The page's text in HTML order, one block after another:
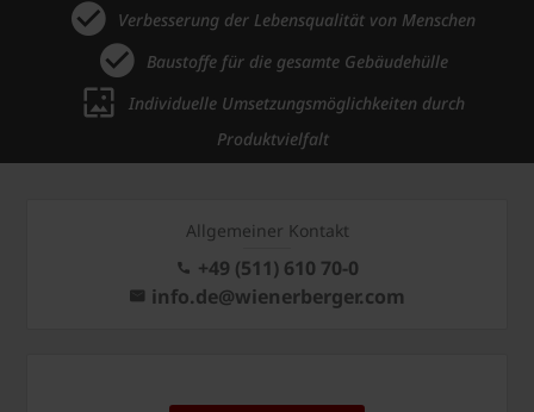
Verbesserung der Lebensqualität von Menschen
Baustoffe für die gesamte Gebäudehülle
Individuelle Umsetzungsmöglichkeiten durch
Produktvielfalt
Allgemeiner Kontakt
+49 (511) 610 70-0
info.de@wienerberger.com